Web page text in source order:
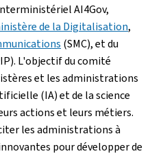
AI4Gov,
de la Digitalisation,
(SMC), et du
L'objectif du comité
et les administrations
(IA) et de la science
actions et leurs métiers.
les administrations à
pour développer de